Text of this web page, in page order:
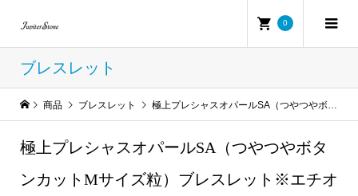
0
ブレスレット
商品 ブレスレット 極上プレシャスオパールSA（つやつやボタンカットMサイズ粒）ブレスレット※エチオピア産
極上プレシャスオパールSA（つやつやボタ
ンカットMサイズ粒）ブレスレット※エチオ